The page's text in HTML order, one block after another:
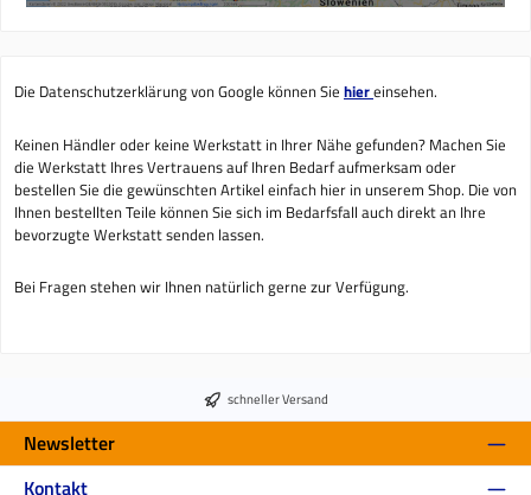
Die Datenschutzerklärung von Google können Sie hiereinsehen.
Keinen Händler oder keine Werkstatt in Ihrer Nähe gefunden? Machen Sie
die Werkstatt Ihres Vertrauens auf Ihren Bedarf aufmerksam oder
bestellen Sie die gewünschten Artikel einfach hier in unserem Shop. Die von
Ihnen bestellten Teile können Sie sich im Bedarfsfall auch direkt an Ihre
bevorzugte Werkstatt senden lassen.
Bei Fragen stehen wir Ihnen natürlich gerne zur Verfügung.
schneller Versand
Newsletter
Kontakt